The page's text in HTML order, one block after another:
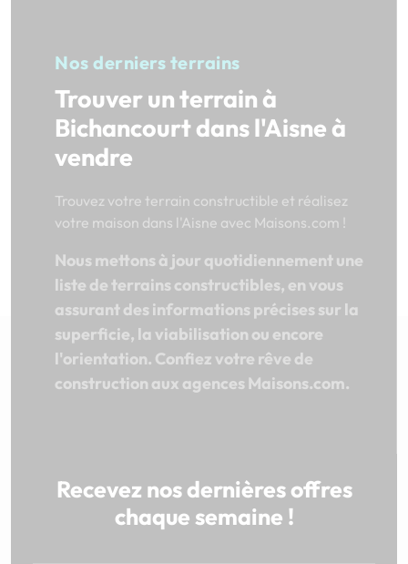
Nos derniers terrains
Trouver un terrain à
Bichancourt dans l'Aisne à
vendre
Trouvez votre terrain constructible et réalisez
votre maison dans l'Aisne avec Maisons.com !
Nous mettons à jour quotidiennement une
liste de terrains constructibles, en vous
assurant des informations précises sur la
superficie, la viabilisation ou encore
l'orientation. Confiez votre rêve de
construction aux agences Maisons.com.
Recevez nos dernières offres
chaque semaine !